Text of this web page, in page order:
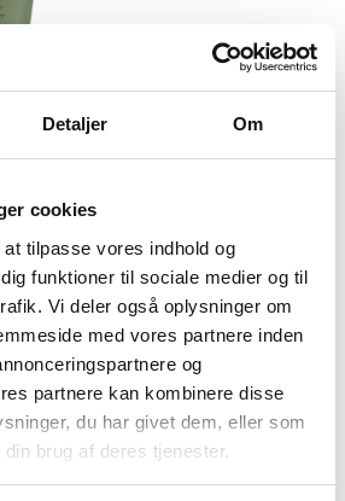
Detaljer Om
cookies
tilpasse vores indhold og
funktioner til sociale medier og til
Vi deler også oplysninger om
med vores partnere inden
og
partnere kan kombinere disse
du har givet dem, eller som
brug af deres tjenester.
tilbud på udstyr her
4.7/5 - (11 votes)
undgå scams